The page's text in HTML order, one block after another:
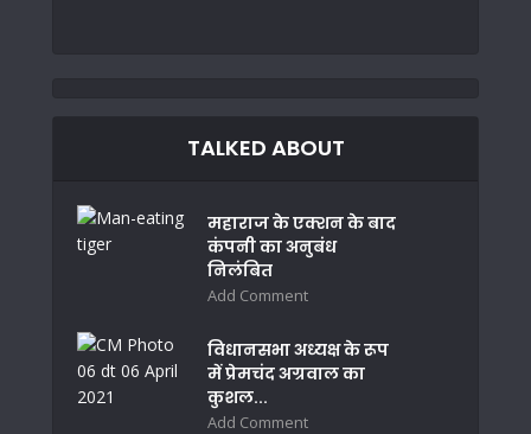
TALKED ABOUT
महाराज के एक्शन के बाद
कंपनी का अनुबंध
निलंबित
Add Comment
विधानसभा अध्यक्ष के रूप
में प्रेमचंद अग्रवाल का
कुशल...
Add Comment